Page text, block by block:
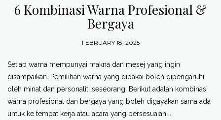
6 Kombinasi Warna Profesional &
Bergaya
FEBRUARY 18, 2025
Setiap warna mempunyai makna dan mesej yang ingin
disampaikan. Pemilihan warna yang dipakai boleh dipengaruhi
oleh minat dan personaliti seseorang. Berikut adalah kombinasi
warna profesional dan bergaya yang boleh digayakan sama ada
untuk ke tempat kerja atau acara yang bersesuaian….